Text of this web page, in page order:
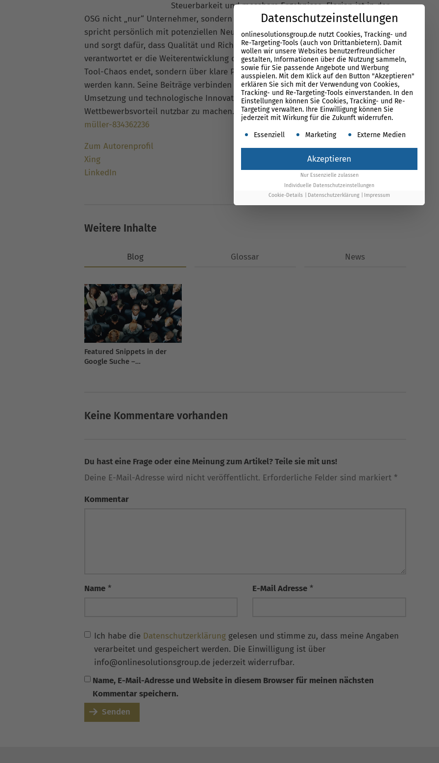
Steuerbarkeit und messbare Ergebnisse. Florian ist in der
OSG nicht „nur“ Unternehmer, sondern aktiv in zentralen Punkten eingebunden: Er
spricht persönlich mit potenziellen Neukunden, führt die strategische Erstberatung
und sorgt dafür, dass Qualität und Richtung von Beginn an stimmen. Parallel
verantwortet er die Weiterentwicklung der Performance Suite, damit Search nicht im
Tool-Chaos endet, sondern über klare Prozesse und Prioritäten effizient umgesetzt
werden kann. Seine Beiträge verbinden deshalb Management-Perspektive, praktische
Umsetzung und technologische Innovation – immer mit dem Ziel, Search als echten
Wettbewerbsvorteil nutzbar zu machen.
Let’s connect:linkedin.com/in/florian-
müller-834362236
Zum Autorenprofil
Xing
LinkedIn
Weitere Inhalte
Blog Glossar News
Featured Snippets in der
Google Suche –
Keine Kommentare vorhanden
Du hast eine Frage oder eine Meinung zum Artikel? Teile sie mit uns!
Deine E-Mail-Adresse wird nicht veröffentlicht. Erforderliche Felder sind markiert *
Kommentar
Name * E-Mail Adresse *
Ich habe die Datenschutzerklärung gelesen und stimme zu, dass meine Angaben
verarbeitet und gespeichert werden. Die Einwilligung ist über
info@onlinesolutionsgroup.de jederzeit widerrufbar.
Name, E-Mail-Adresse und Website in diesem Browser für meinen nächsten
Kommentar speichern.
Senden
Datenschutzeinstellungen
onlinesolutionsgroup.de nutzt Cookies, Tracking- und
Re-Targeting-Tools (auch von Drittanbietern). Damit
wollen wir unsere Websites benutzerfreundlicher
gestalten, Informationen über die Nutzung sammeln,
sowie für Sie passende Angebote und Werbung
ausspielen. Mit dem Klick auf den Button "Akzeptieren"
erklären Sie sich mit der Verwendung von Cookies,
Tracking- und Re-Targeting-Tools einverstanden. In den
Einstellungen können Sie Cookies, Tracking- und Re-
Targeting verwalten. Ihre Einwilligung können Sie
jederzeit mit Wirkung für die Zukunft widerrufen.
Es folgt eine Liste der Service-Gruppen, für die
Essenziell Marketing Externe Medien
Akzeptieren
Nur Essenzielle zulassen
Individuelle Datenschutzeinstellungen
Cookie-Details
Datenschutzerklärung Impressum